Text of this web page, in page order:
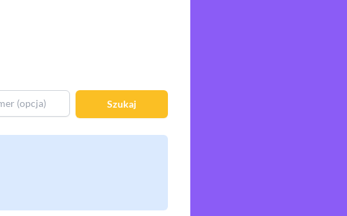
Szukaj